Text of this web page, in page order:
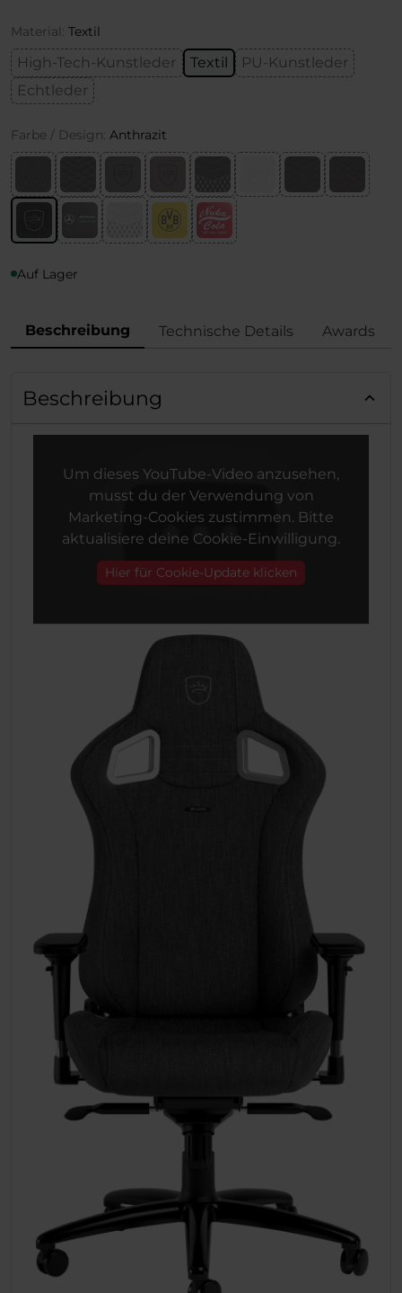
Material: Textil
High-Tech-Kunstleder Textil
PU-Kunstleder
Echtleder
Farbe / Design: Anthrazit
Auf Lager
Beschreibung Technische Details Awards
Beschreibung
Um dieses YouTube-Video anzusehen,
musst du der Verwendung von
Marketing-Cookies zustimmen. Bitte
aktualisiere deine Cookie-Einwilligung.
Hier für Cookie-Update klicken